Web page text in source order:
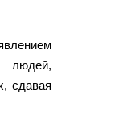
людей,
сдавая